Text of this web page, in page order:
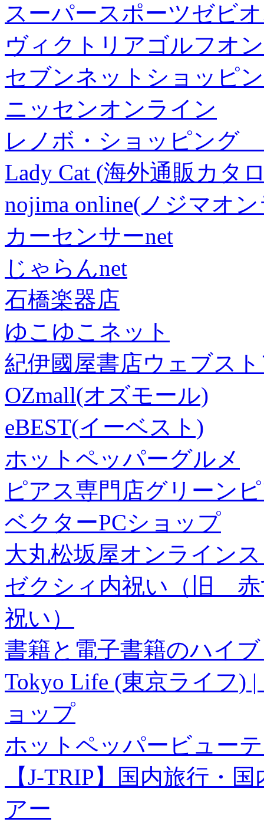
スーパースポーツゼビ
ヴィクトリアゴルフオ
セブンネットショッピ
ニッセンオンライン
レノボ・ショッピング
Lady Cat (海外通販カタ
nojima online(ノジマオ
カーセンサーnet
じゃらんnet
石橋楽器店
ゆこゆこネット
紀伊國屋書店ウェブス
OZmall(オズモール)
eBEST(イーベスト)
ホットペッパーグルメ
ピアス専門店グリーン
ベクターPCショップ
大丸松坂屋オンライン
ゼクシィ内祝い（旧 赤
祝い）
書籍と電子書籍のハイ
Tokyo Life (東京ライフ)
ョップ
ホットペッパービュー
【J-TRIP】国内旅行・
アー